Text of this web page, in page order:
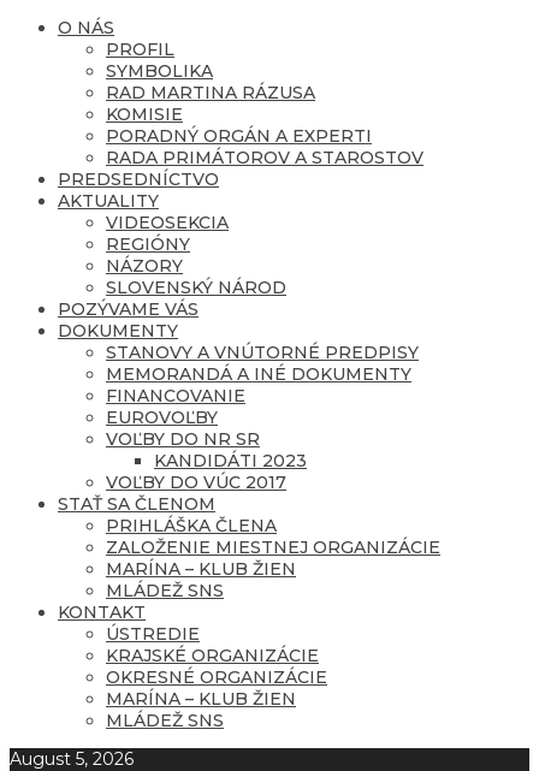
O NÁS
PROFIL
SYMBOLIKA
RAD MARTINA RÁZUSA
KOMISIE
PORADNÝ ORGÁN A EXPERTI
RADA PRIMÁTOROV A STAROSTOV
PREDSEDNÍCTVO
AKTUALITY
VIDEOSEKCIA
REGIÓNY
NÁZORY
SLOVENSKÝ NÁROD
POZÝVAME VÁS
DOKUMENTY
STANOVY A VNÚTORNÉ PREDPISY
MEMORANDÁ A INÉ DOKUMENTY
FINANCOVANIE
EUROVOĽBY
VOĽBY DO NR SR
KANDIDÁTI 2023
VOĽBY DO VÚC 2017
STAŤ SA ČLENOM
PRIHLÁŠKA ČLENA
ZALOŽENIE MIESTNEJ ORGANIZÁCIE
MARÍNA – KLUB ŽIEN
MLÁDEŽ SNS
KONTAKT
ÚSTREDIE
KRAJSKÉ ORGANIZÁCIE
OKRESNÉ ORGANIZÁCIE
MARÍNA – KLUB ŽIEN
MLÁDEŽ SNS
August 5, 2026